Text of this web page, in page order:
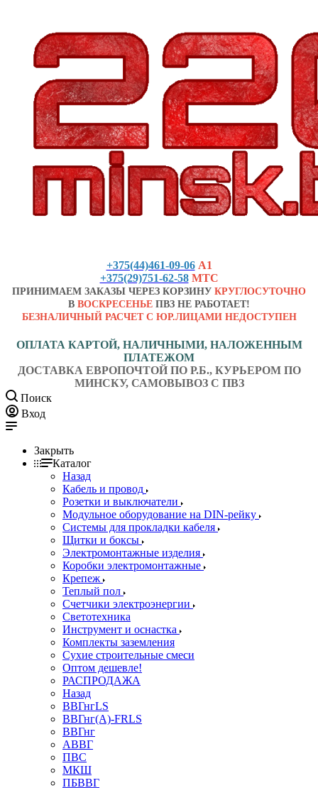
+375(44)461-09-06 А1
+375(29)751-62-58 МТС
ПРИНИМАЕМ ЗАКАЗЫ ЧЕРЕЗ КОРЗИНУ КРУГЛОСУТОЧНО
В ВОСКРЕСЕНЬЕ ПВЗ НЕ РАБОТАЕТ!
БЕЗНАЛИЧНЫЙ РАСЧЕТ С ЮР.ЛИЦАМИ НЕДОСТУПЕН
ОПЛАТА КАРТОЙ, НАЛИЧНЫМИ, НАЛОЖЕННЫМ
ПЛАТЕЖОМ
ДОСТАВКА ЕВРОПОЧТОЙ ПО Р.Б., КУРЬЕРОМ ПО
МИНСКУ, САМОВЫВОЗ С ПВЗ
Поиск
Вход
Закрыть
Каталог
Назад
Кабель и провод
Розетки и выключатели
Модульное оборудование на DIN-рейку
Системы для прокладки кабеля
Щитки и боксы
Электромонтажные изделия
Коробки электромонтажные
Крепеж
Теплый пол
Счетчики электроэнергии
Светотехника
Инструмент и оснастка
Комплекты заземления
Сухие строительные смеси
Оптом дешевле!
РАСПРОДАЖА
Назад
ВВГнгLS
ВВГнг(А)-FRLS
ВВГнг
АВВГ
ПВС
МКШ
ПБВВГ